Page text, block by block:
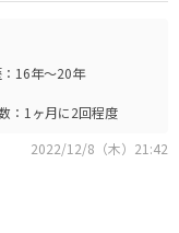
ド出してくれま
：16年～20年
：1ヶ月に2回程度
2022/12/8（木）21:42